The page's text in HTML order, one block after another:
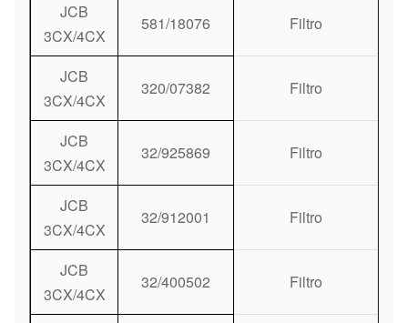
JCB
3CX/4CX
581/18076 Filtro
JCB
3CX/4CX
320/07382 Filtro
JCB
3CX/4CX
32/925869 Filtro
JCB
3CX/4CX
32/912001 Filtro
JCB
3CX/4CX
32/400502 Filtro